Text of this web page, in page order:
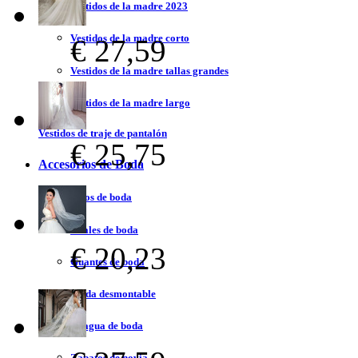
Vestidos de la madre 2023
Vestidos de la madre corto
Vestidos de la madre tallas grandes
Vestidos de la madre largo
Vestidos de traje de pantalón
Accesorios de Boda
Velos de boda
Chales de boda
Guantes de boda
Falda desmontable
Enagua de boda
€ 27,59
€ 25,75
€ 20,23